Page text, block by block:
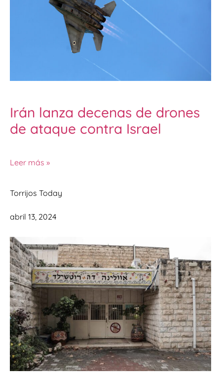
Irán lanza decenas de drones
de ataque contra Israel
Leer más »
Torrijos Today
abril 13, 2024